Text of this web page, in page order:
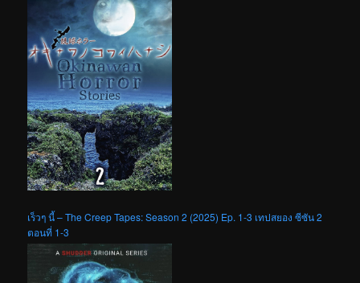
เร็วๆ นี้ – The Creep Tapes: Season 2 (2025) Ep. 1-3 เทปสยอง ซีซัน 2
ตอนที่ 1-3